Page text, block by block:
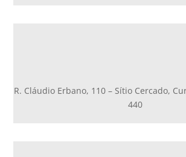
R. Cláudio Erbano, 110 – Sítio Cercado,
440